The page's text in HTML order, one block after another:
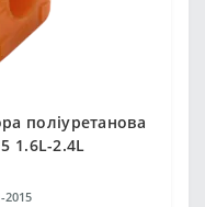
поліуретанова
1.6L-2.4L
2015